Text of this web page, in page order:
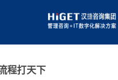
程打天下